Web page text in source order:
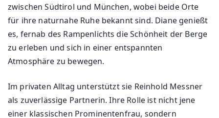
zwischen Südtirol und München, wobei beide Orte
für ihre naturnahe Ruhe bekannt sind. Diane genießt
es, fernab des Rampenlichts die Schönheit der Berge
zu erleben und sich in einer entspannten
Atmosphäre zu bewegen.
Im privaten Alltag unterstützt sie Reinhold Messner
als zuverlässige Partnerin. Ihre Rolle ist nicht jene
einer klassischen Prominentenfrau, sondern